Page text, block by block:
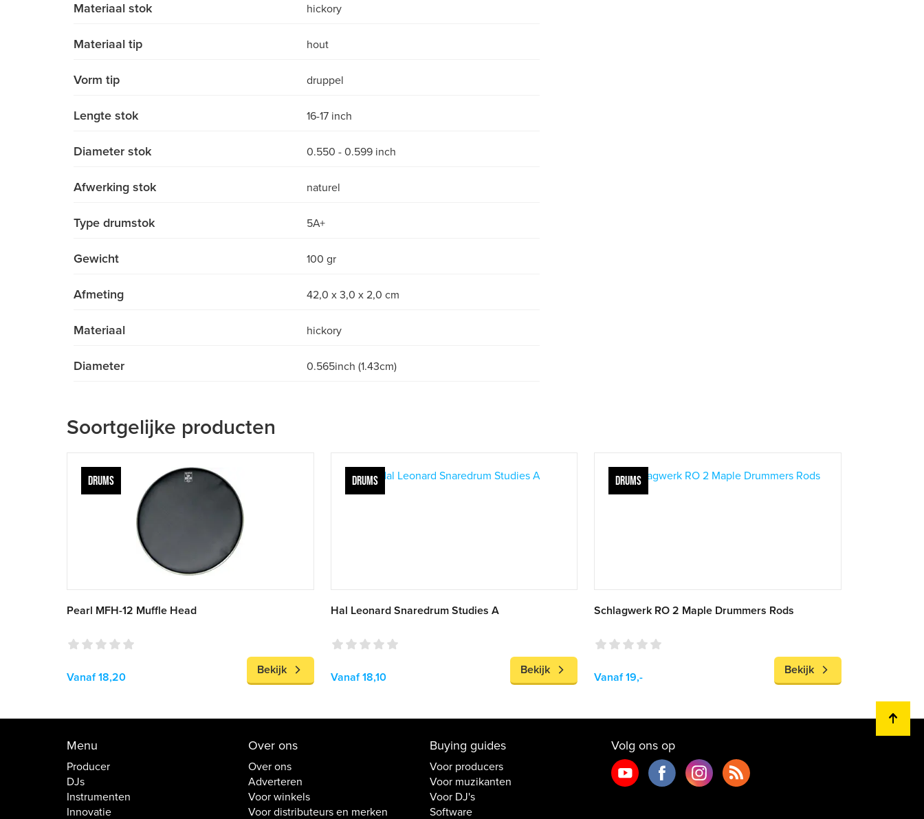
Materiaal stok hickory
Materiaal tip hout
Vorm tip druppel
Lengte stok 16-17 inch
Diameter stok 0.550 - 0.599 inch
Afwerking stok naturel
Type drumstok 5A+
Gewicht 100 gr
Afmeting 42,0 x 3,0 x 2,0 cm
Materiaal hickory
Diameter 0.565inch (1.43cm)
Soortgelijke producten
DRUMS
Pearl MFH-12 Muffle Head
Vanaf 18,20
Bekijk
DRUMS
Hal Leonard Snaredrum Studies A
Vanaf 18,10
Bekijk
DRUMS
Schlagwerk RO 2 Maple Drummers Rods
Vanaf 19,-
Bekijk
Menu
Producer
DJs
Instrumenten
Innovatie
Over ons
Over ons
Adverteren
Voor winkels
Voor distributeurs en merken
Buying guides
Voor producers
Voor muzikanten
Voor DJ's
Software
Volg ons op